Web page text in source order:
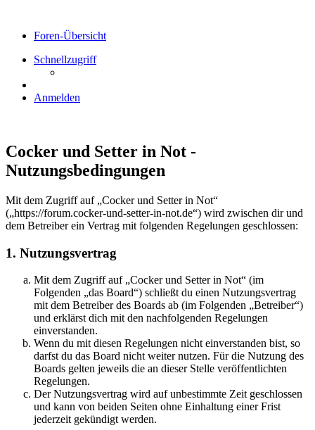
Foren-Übersicht
Schnellzugriff
Anmelden
Cocker und Setter in Not -
Nutzungsbedingungen
Mit dem Zugriff auf „Cocker und Setter in Not“
(„https://forum.cocker-und-setter-in-not.de“) wird zwischen dir und
dem Betreiber ein Vertrag mit folgenden Regelungen geschlossen:
1. Nutzungsvertrag
Mit dem Zugriff auf „Cocker und Setter in Not“ (im
Folgenden „das Board“) schließt du einen Nutzungsvertrag
mit dem Betreiber des Boards ab (im Folgenden „Betreiber“)
und erklärst dich mit den nachfolgenden Regelungen
einverstanden.
Wenn du mit diesen Regelungen nicht einverstanden bist, so
darfst du das Board nicht weiter nutzen. Für die Nutzung des
Boards gelten jeweils die an dieser Stelle veröffentlichten
Regelungen.
Der Nutzungsvertrag wird auf unbestimmte Zeit geschlossen
und kann von beiden Seiten ohne Einhaltung einer Frist
jederzeit gekündigt werden.